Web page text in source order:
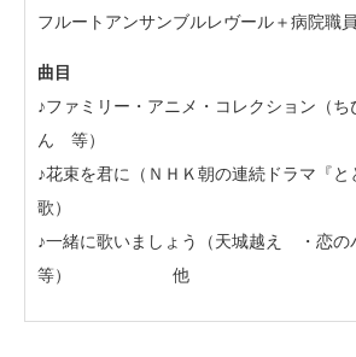
フルートアンサンブルレヴール＋病院職員
曲目
♪ファミリー・アニメ・コレクション（ち
ん 等）
♪花束を君に（ＮＨＫ朝の連続ドラマ『
歌）
♪一緒に歌いましょう（天城越え ・恋
等） 他